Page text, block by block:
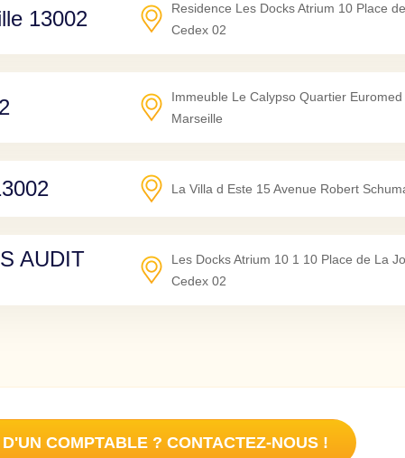
13002 Residence Les Docks Atrium 10 Place
Cedex 02
Immeuble Le Calypso Quartier
Marseille
La Villa d Este 15 Avenue Robert
AUDIT
Les Docks Atrium 10 1 10 Place de La
Cedex 02
COMPTABLE ? CONTACTEZ-NOUS !